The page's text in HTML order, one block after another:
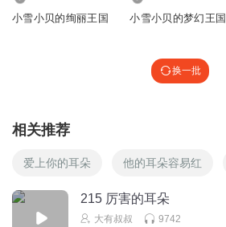
小雪小贝的绚丽王国 小雪小贝的梦幻王国
换一批
相关推荐
爱上你的耳朵 他的耳朵容易红
215 厉害的耳朵
大有叔叔 9742